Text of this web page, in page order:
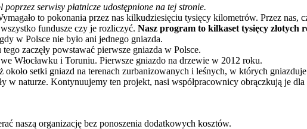
serwisy płatnicze udostępnione na tej stronie.
to pokonania przez nas kilkudziesięciu tysięcy kilometrów. Przez
fundusze czy je rozliczyć. Nasz program to kilkaset tysięcy złotych
w Polsce nie było ani jednego gniazda.
zaczęły powstawać pierwsze gniazda w Polsce.
Włocławku i Toruniu. Pierwsze gniazdo na drzewie w 2012 roku.
setki gniazd na terenach zurbanizowanych i leśnych, w których gniazduje
w naturze. Kontynuujemy ten projekt, nasi współpracownicy obrączkują je
naszą organizację bez ponoszenia dodatkowych kosztów.